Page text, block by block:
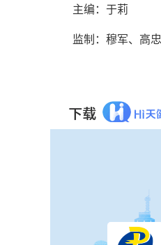
主编：于莉
监制：穆军、高